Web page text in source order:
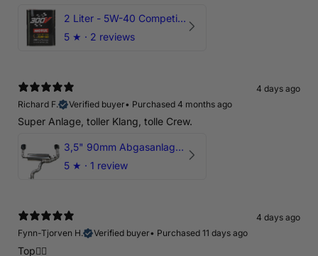
2 Liter - 5W-40 Competition 300V Motul Motoröl
5 ★ · 2 reviews
4 days ago
Richard F.
Verified buyer• Purchased 4 months ago
Super Anlage, toller Klang, tolle Crew.
3,5" 90mm Abgasanlage AUDI RSQ3 DNWA 2.5 TFSI
5 ★ · 1 review
4 days ago
Fynn-Tjorven H.
Verified buyer• Purchased 11 days ago
Top👍🏼